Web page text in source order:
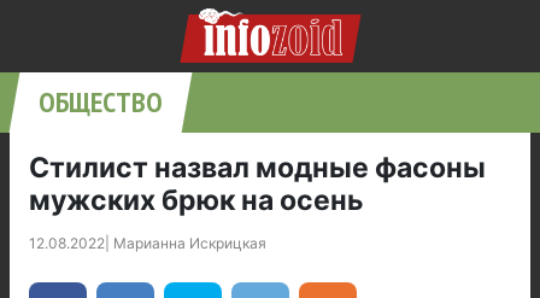
ОБЩЕСТВО
Стилист назвал модные фасоны
мужских брюк на осень
12.08.2022 Марианна Искрицкая